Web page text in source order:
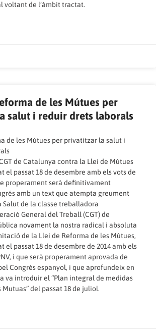
voltant de l’àmbit tractat.
de les Mútues per
salut i reduir drets laborals
de les Mútues per privatitzar la salut i
de Catalunya contra la Llei de Mútues
el passat 18 de desembre amb els vots de
properament serà definitivament
amb un text que atempta greument
Salut de la classe treballadora
General del Treball (CGT) de
novament la nostra radical i absoluta
de la Llei de Reforma de les Mútues,
el passat 18 de desembre de 2014 amb els
i que serà properament aprovada de
Congrés espanyol, i que aprofundeix en
va introduir el “Plan integral de medidas
del passat 18 de juliol.